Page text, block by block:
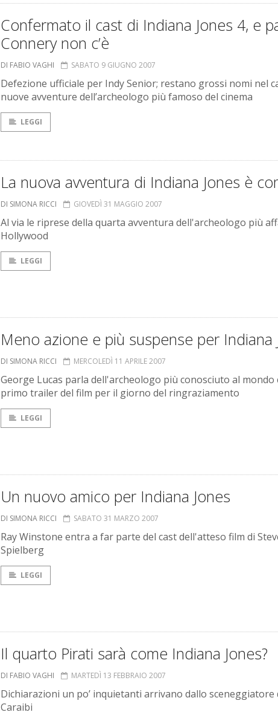
Confermato il cast di Indiana Jones 4, e
Connery non c’è
DI FABIO VAGHI SABATO 9 GIUGNO 2007
Defezione ufficiale per Indy Senior; restano grossi nomi nel
nuove avventure dell’archeologo più famoso del cinema
LEGGI
La nuova avventura di Indiana Jones è
DI SIMONA RICCI GIOVEDÌ 31 MAGGIO 2007
Al via le riprese della quarta avventura dell'archeologo più
Hollywood
LEGGI
Meno azione e più suspense per Indiana
DI SIMONA RICCI MERCOLEDÌ 11 APRILE 2007
George Lucas parla dell'archeologo più conosciuto al mondo
primo trailer del film per il giorno del ringraziamento
LEGGI
Un nuovo amico per Indiana Jones
DI SIMONA RICCI SABATO 31 MARZO 2007
Ray Winstone entra a far parte del cast dell'atteso film di
Spielberg
LEGGI
Il quarto Pirati sarà come Indiana Jones?
DI FABIO VAGHI MARTEDÌ 13 FEBBRAIO 2007
Dichiarazioni un po’ inquietanti arrivano dallo sceneggiatore
Caraibi